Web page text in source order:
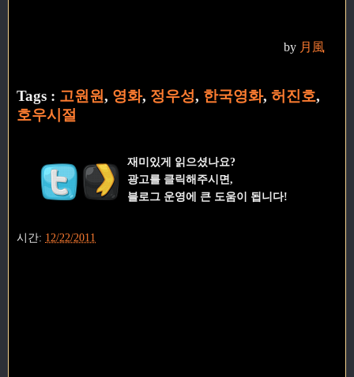
by 月風
Tags : 고원원, 영화, 정우성, 한국영화, 허진호,
호우시절
재미있게 읽으셨나요?
광고를 클릭해주시면,
블로그 운영에 큰 도움이 됩니다!
시간: 12/22/2011